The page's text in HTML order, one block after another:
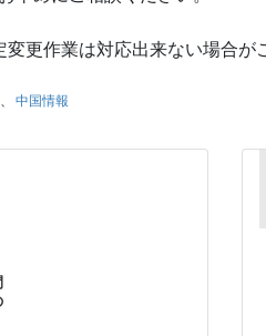
更作業は対応出来ない場合が
中国情報